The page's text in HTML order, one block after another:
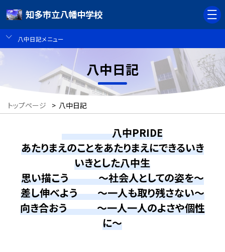
知多市立八幡中学校
八中日記メニュー
八中日記
トップページ > 八中日記
八中PRIDE
あたりまえのことをあたりまえにできるいき
いきとした八中生
思い描こう ～社会人としての姿を～
差し伸べよう ～一人も取り残さない～
向き合おう ～一人一人のよさや個性
に～